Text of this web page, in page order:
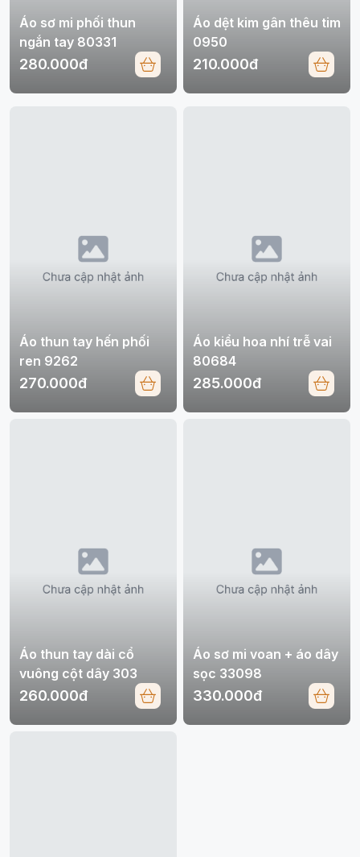
Áo sơ mi phối thun
ngắn tay 80331
280.000đ
Áo dệt kim gân thêu tim
0950
210.000đ
Áo thun tay hến phối
ren 9262
270.000đ
Áo kiểu hoa nhí trễ vai
80684
285.000đ
Áo thun tay dài cổ
vuông cột dây 303
260.000đ
Áo sơ mi voan + áo dây
sọc 33098
330.000đ